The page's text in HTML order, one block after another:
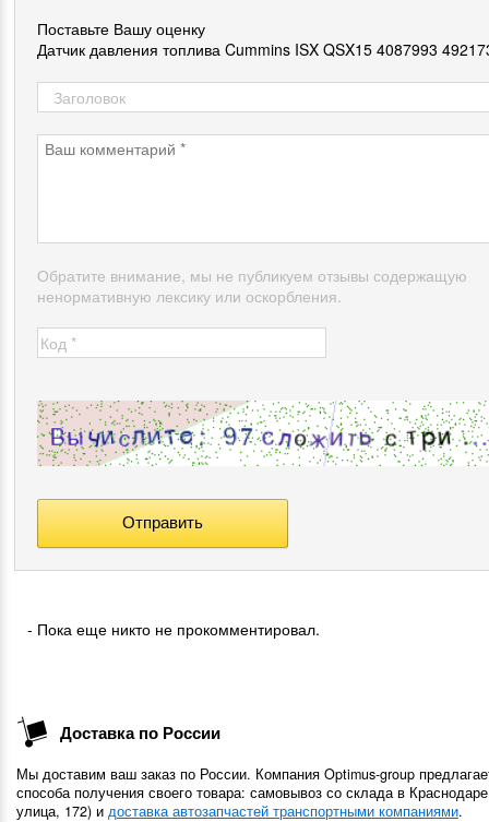
Поставьте Вашу оценку
Датчик давления топлива Cummins ISX QSX15 4087993
Обратите внимание, мы не публикуем отзывы содержащую
ненормативную лексику или оскорбления.
- Пока еще никто не прокомментировал.
Доставка по России
Мы доставим ваш заказ по России. Компания Optimus-group
способа получения своего товара: самовывоз со склада в
улица, 172) и доставка автозапчастей транспортными компаниями.